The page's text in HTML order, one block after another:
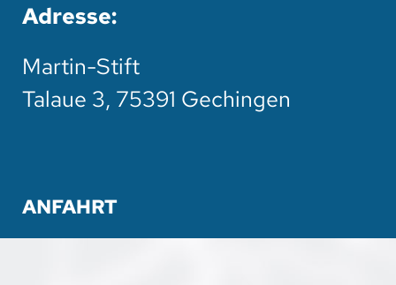
Adresse:
Martin-Stift
Talaue 3, 75391 Gechingen
ANFAHRT